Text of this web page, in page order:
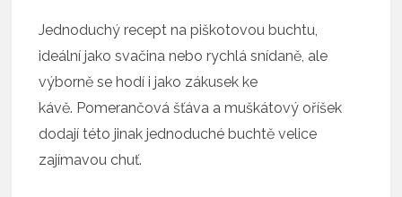
Jednoduchý recept na piškotovou buchtu,
ideální jako svačina nebo rychlá snídaně, ale
výborně se hodí i jako zákusek ke
kávě. Pomerančová šťáva a muškátový oříšek
dodají této jinak jednoduché buchtě velice
zajímavou chuť.